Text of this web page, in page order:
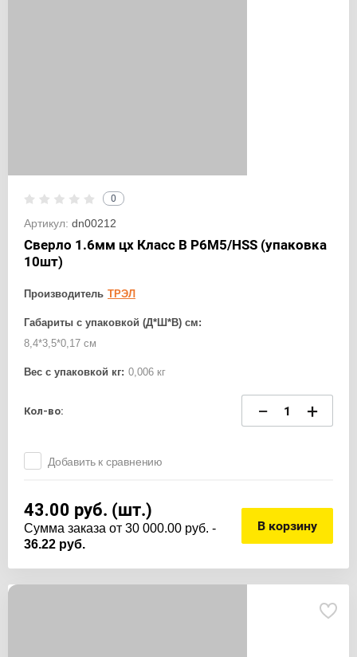
0
Артикул: dn00212
Сверло 1.6мм цх Класс В Р6М5/HSS (упаковка
10шт)
Производитель ТРЭЛ
Габариты с упаковкой (Д*Ш*В) см:
8,4*3,5*0,17 см
Вес с упаковкой кг: 0,006 кг
Кол-во: − +
Добавить к сравнению
43.00 руб. (шт.)
Cумма заказа от 30 000.00 руб. -
36.22 руб.
В корзину